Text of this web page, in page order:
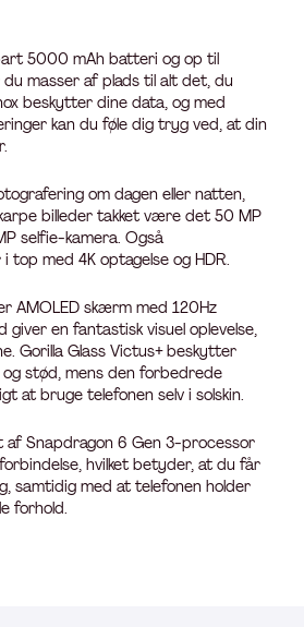
5000 mAh batteri og op til
masser af plads til alt det, du
beskytter dine data, og med
kan du føle dig tryg ved, at din
om dagen eller natten,
billeder takket være det 50 MP
selfie-kamera. Også
top med 4K optagelse og HDR.
AMOLED skærm med 120Hz
en fantastisk visuel oplevelse,
Gorilla Glass Victus+ beskytter
stød, mens den forbedrede
at bruge telefonen selv i solskin.
af Snapdragon 6 Gen 3-processor
hvilket betyder, at du får
samtidig med at telefonen holder
forhold.